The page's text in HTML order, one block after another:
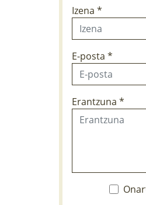
Izena *
E-posta *
Erantzuna *